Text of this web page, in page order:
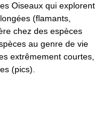
Oiseaux qui explorent
(flamants,
chez des espèces
au genre de vie
extrêmement courtes,
(pics).